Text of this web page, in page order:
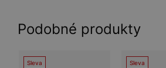
Podobné produkty
Sleva Sleva